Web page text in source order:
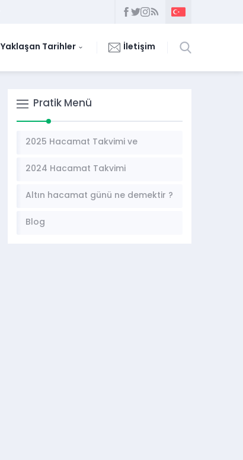
Yaklaşan Tarihler İletişim
Pratik Menü
2025 Hacamat Takvimi ve
Hacamat Günleri
2024 Hacamat Takvimi
Altın hacamat günü ne demektir ?
Blog